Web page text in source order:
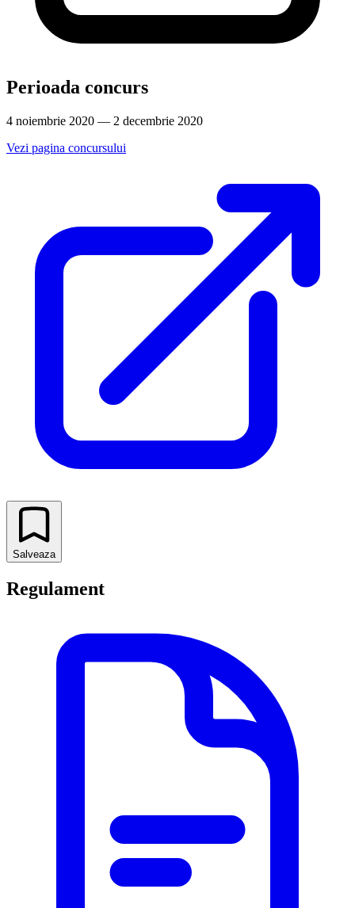
Perioada concurs
4 noiembrie 2020 — 2 decembrie 2020
Vezi pagina concursului
Salveaza
Regulament